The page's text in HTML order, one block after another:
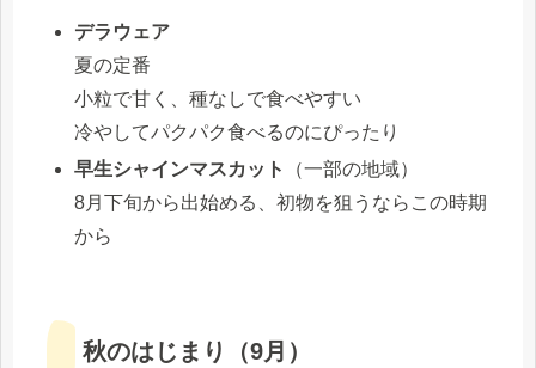
デラウェア
夏の定番
小粒で甘く、種なしで食べやすい
冷やしてパクパク食べるのにぴったり
早生シャインマスカット
（一部の地域）
8月下旬から出始める、初物を狙うならこの時期
から
秋のはじまり（9月）